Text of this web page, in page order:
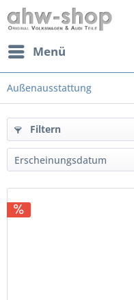
Menü
Außenausstattung
Filtern